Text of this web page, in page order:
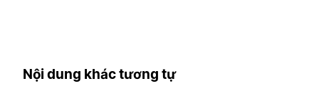
Nội dung khác tương tự